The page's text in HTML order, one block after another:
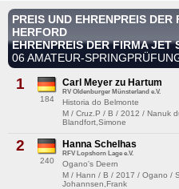
PREIS UND EHRENPREIS
HERFORD
EHRENPREIS DER FIRMA JET
06 AMATEUR-
1
184
Carl Meyer zu Hartum
RV Oldenburger Münsterland e.V.
Historia do Belmonte
M / Cruz.P / B / 2012 / Nanuk
Blandfort,Simone
2
240
Hanna Schelhas
RFV Lopshorn Lage e.V.
Ogano's Deern
M / Hann / B / 2017 / Ogano /
Johannsen,Frank